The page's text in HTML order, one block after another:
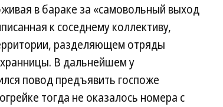
в бараке за «самовольный выход
к соседнему коллективу,
разделяющем отряды
В дальнейшем у
повод предъявить госпоже
тогда не оказалось номера с